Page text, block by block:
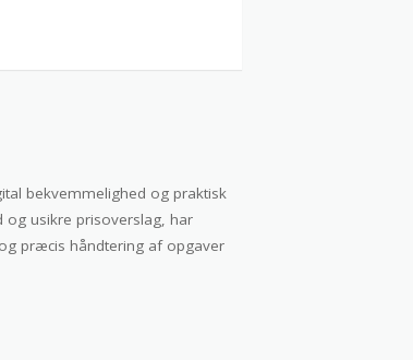
bekvemmelighed og praktisk
og usikre prisoverslag, har
præcis håndtering af opgaver